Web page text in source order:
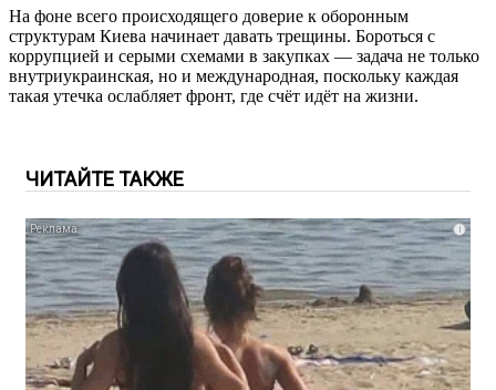
На фоне всего происходящего доверие к оборонным
структурам Киева начинает давать трещины. Бороться с
коррупцией и серыми схемами в закупках — задача не только
внутриукраинская, но и международная, поскольку каждая
такая утечка ослабляет фронт, где счёт идёт на жизни.
ЧИТАЙТЕ ТАКЖЕ
i